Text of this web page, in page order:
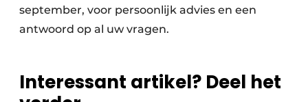
september, voor persoonlijk advies en een
antwoord op al uw vragen.
Interessant artikel? Deel het